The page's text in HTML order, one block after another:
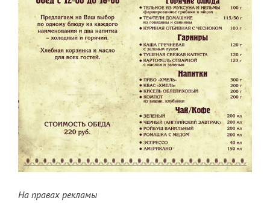
На правах рекламы